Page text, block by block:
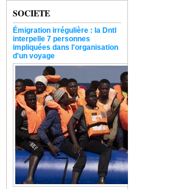
SOCIETE
Émigration irrégulière : la Dntl
interpelle 7 personnes
impliquées dans l'organisation
d'un voyage